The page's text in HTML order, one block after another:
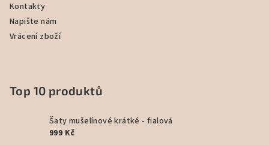
Kontakty
Napište nám
Vrácení zboží
Top 10 produktů
Šaty mušelínové krátké - fialová
999 Kč